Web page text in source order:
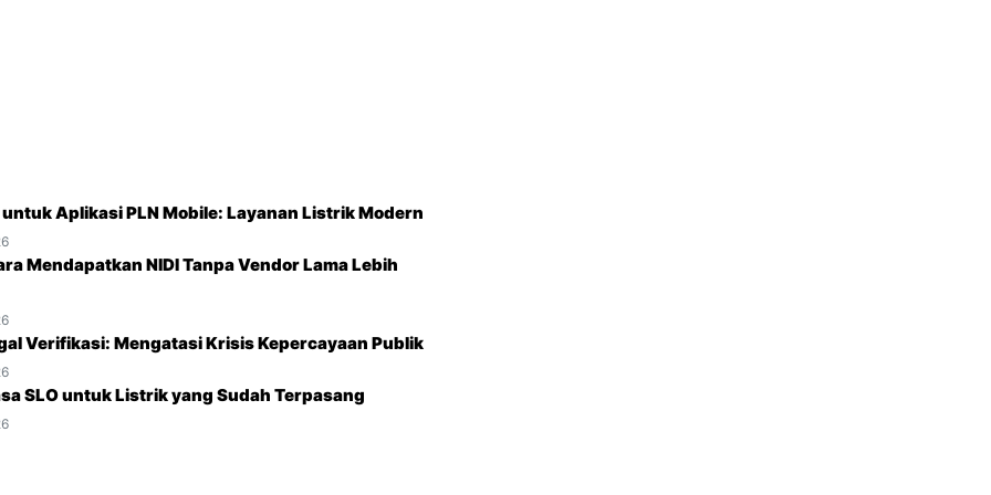
Aplikasi PLN Mobile: Layanan Listrik Modern
Mendapatkan NIDI Tanpa Vendor Lama Lebih
Verifikasi: Mengatasi Krisis Kepercayaan Publik
SLO untuk Listrik yang Sudah Terpasang